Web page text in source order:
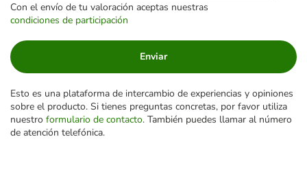
Con el envío de tu valoración aceptas nuestras
condiciones de participación
Enviar
Esto es una plataforma de intercambio de experiencias y opiniones
sobre el producto. Si tienes preguntas concretas, por favor utiliza
nuestro formulario de contacto. También puedes llamar al número
de atención telefónica.